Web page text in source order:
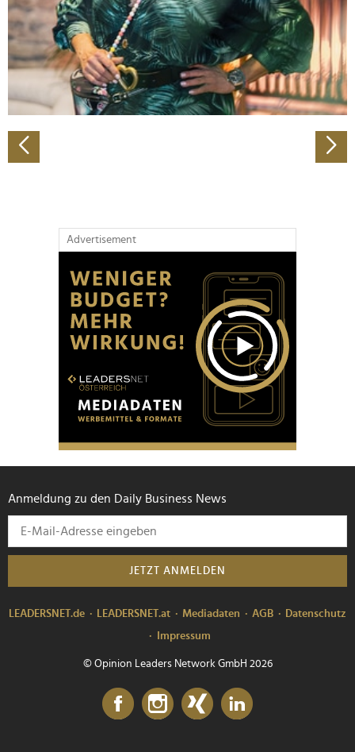
Wir verwenden Cookies, um Inhalte und Anzeigen zu
personalisieren, Funktionen für soziale Medien anbieten
zu können und die Zugriffe auf unsere Website zu
analysieren. Außerdem geben wir Informationen zu Ihrer
Verwendung unserer Website an unsere Partner für
Partner führen diese Informationen möglicherweise mit
weiteren Daten zusammen, die Sie ihnen bereitgestellt
Advertisement
Anmeldung zu den Daily Business News
JETZT ANMELDEN
LEADERSNET.de LEADERSNET.at Mediadaten AGB
Datenschutz
Impressum
© Opinion Leaders Network GmbH 2026